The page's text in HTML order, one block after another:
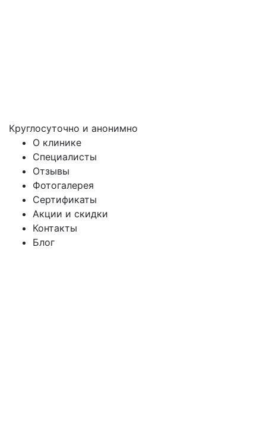
Круглосуточно и анонимно
О клинике
Специалисты
Отзывы
Фотогалерея
Сертификаты
Акции и скидки
Контакты
Блог